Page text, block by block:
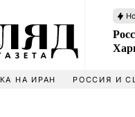
НА ИРАН РОССИЯ И